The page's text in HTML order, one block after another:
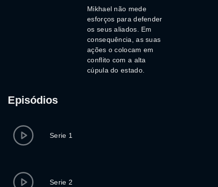
Mikhael não mede
esforços para defender
os seus aliados. Em
consequência, as suas
ações o colocam em
conflito com a alta
cúpula do estado.
Episódios
Serie 1
Serie 2